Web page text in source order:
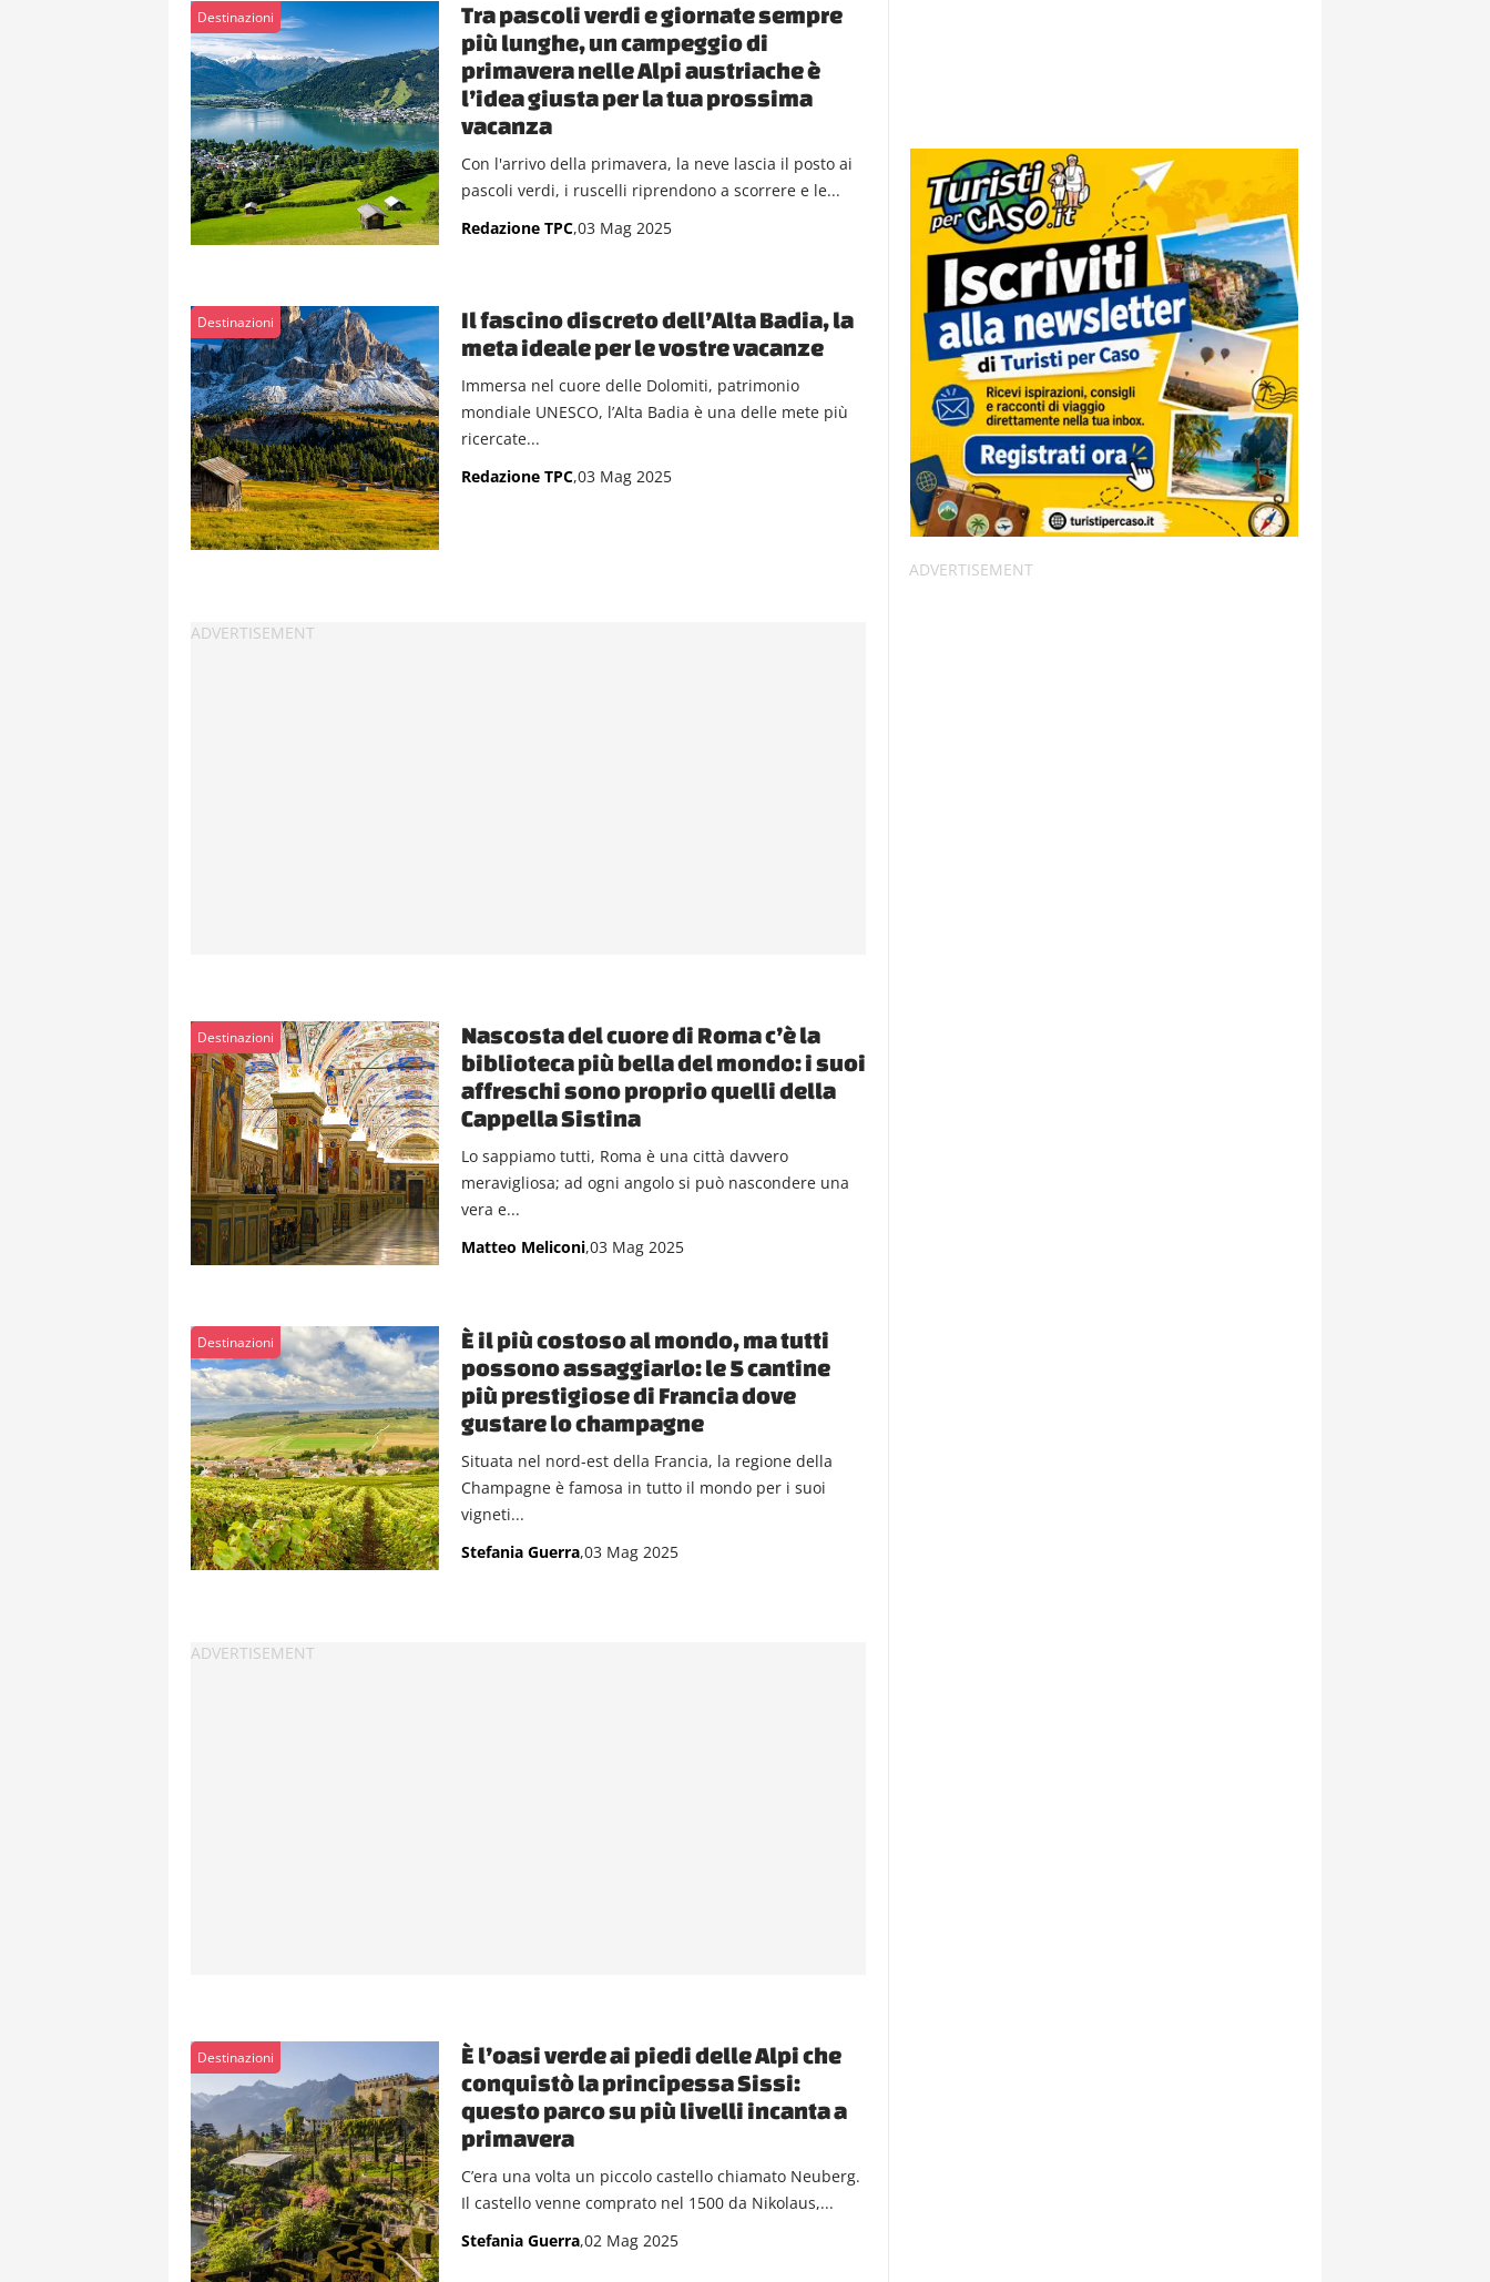
Destinazioni
Tra pascoli verdi e giornate sempre
più lunghe, un campeggio di
primavera nelle Alpi austriache è
l’idea giusta per la tua prossima
vacanza
Con l'arrivo della primavera, la neve lascia il posto ai
pascoli verdi, i ruscelli riprendono a scorrere e le...
Redazione TPC,03 Mag 2025
Destinazioni
Il fascino discreto dell’Alta Badia, la
meta ideale per le vostre vacanze
Immersa nel cuore delle Dolomiti, patrimonio
mondiale UNESCO, l’Alta Badia è una delle mete più
ricercate...
Redazione TPC,03 Mag 2025
Destinazioni
Nascosta del cuore di Roma c’è la
biblioteca più bella del mondo: i suoi
affreschi sono proprio quelli della
Cappella Sistina
Lo sappiamo tutti, Roma è una città davvero
meravigliosa; ad ogni angolo si può nascondere una
vera e...
Matteo Meliconi,03 Mag 2025
Destinazioni
È il più costoso al mondo, ma tutti
possono assaggiarlo: le 5 cantine
più prestigiose di Francia dove
gustare lo champagne
Situata nel nord-est della Francia, la regione della
Champagne è famosa in tutto il mondo per i suoi
vigneti...
Stefania Guerra,03 Mag 2025
Destinazioni
È l’oasi verde ai piedi delle Alpi che
conquistò la principessa Sissi:
questo parco su più livelli incanta a
primavera
C’era una volta un piccolo castello chiamato Neuberg.
Il castello venne comprato nel 1500 da Nikolaus,...
Stefania Guerra,02 Mag 2025